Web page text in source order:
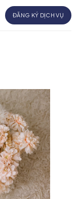
ĐĂNG KÝ DỊCH VỤ